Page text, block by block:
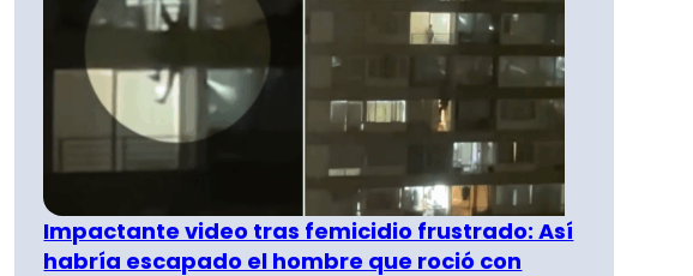
Impactante video tras femicidio frustrado: Así
habría escapado el hombre que roció con